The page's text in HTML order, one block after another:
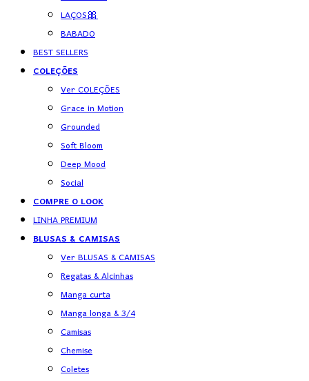
LAÇOS🎀
BABADO
BEST SELLERS
COLEÇÕES
Ver COLEÇÕES
Grace in Motion
Grounded
Soft Bloom
Deep Mood
Social
COMPRE O LOOK
LINHA PREMIUM
BLUSAS & CAMISAS
Ver BLUSAS & CAMISAS
Regatas & Alcinhas
Manga curta
Manga longa & 3/4
Camisas
Chemise
Coletes